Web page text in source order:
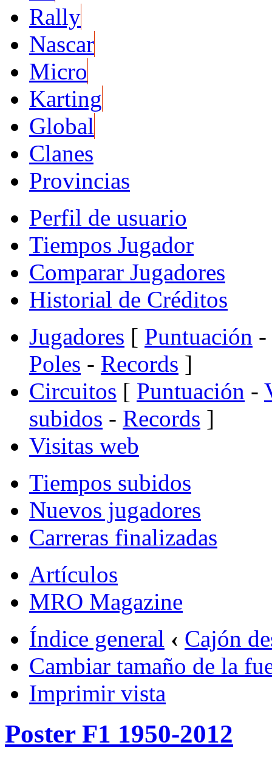
Rally
Nascar
Micro
Karting
Global
Clanes
Provincias
Perfil de usuario
Tiempos Jugador
Comparar Jugadores
Historial de Créditos
Jugadores [ Puntuación -
Poles - Records ]
Circuitos [ Puntuación -
subidos - Records ]
Visitas web
Tiempos subidos
Nuevos jugadores
Carreras finalizadas
Artículos
MRO Magazine
Índice general ‹ Cajón
Cambiar tamaño de la
Imprimir vista
Poster F1 1950-2012